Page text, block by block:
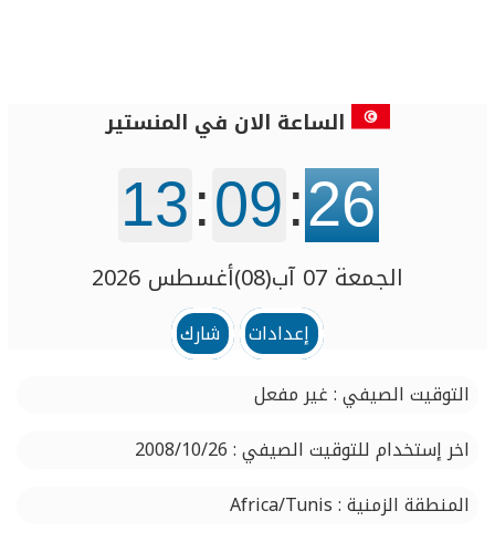
الساعة الان في المنستير
13:09:26
الجمعة 07 آب(08)أغسطس 2026
إعدادات
شارك
التوقيت الصيفي : غير مفعل
اخر إستخدام للتوقيت الصيفي : 2008/10/26
المنطقة الزمنية : Africa/Tunis